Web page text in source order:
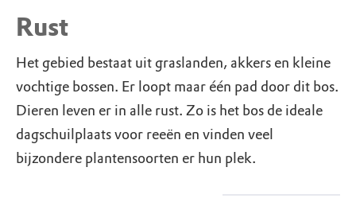
Rust
Het gebied bestaat uit graslanden, akkers en kleine
vochtige bossen. Er loopt maar één pad door dit bos.
Dieren leven er in alle rust. Zo is het bos de ideale
dagschuilplaats voor reeën en vinden veel
bijzondere plantensoorten er hun plek.